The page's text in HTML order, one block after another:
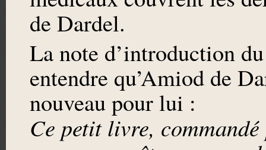
de Dardel.
La note d’introduction
entendre qu’Amiod de
nouveau pour lui :
Ce petit livre,